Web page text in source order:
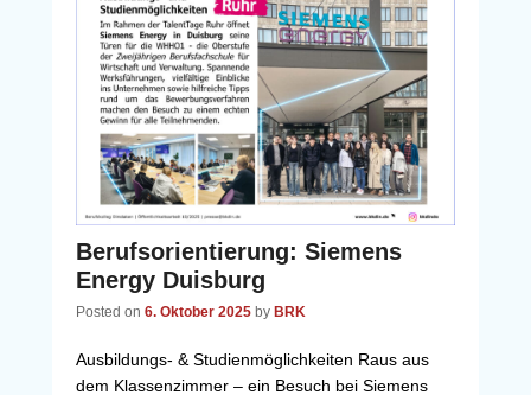
Berufsorientierung: Siemens
Energy Duisburg
Posted on 6. Oktober 2025 by BRK
Ausbildungs- & Studienmöglichkeiten Raus aus
dem Klassenzimmer – ein Besuch bei Siemens